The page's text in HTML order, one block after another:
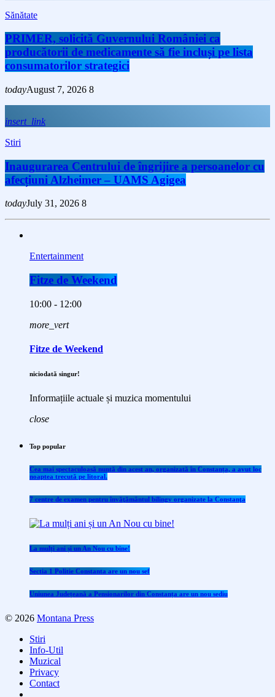
Sănătate
PRIMER, solicită Guvernului României ca
producătorii de medicamente să fie incluși pe lista
consumatorilor strategici
todayAugust 7, 2026 8
insert_link
Stiri
Inaugurarea Centrului de îngrijire a persoanelor cu
afecțiuni Alzheimer – UAMS Agigea
todayJuly 31, 2026 8
Entertainment
Fitze de Weekend
10:00 - 12:00
more_vert
Fitze de Weekend
niciodată singur!
Informațiile actuale și muzica momentului
close
Top popular
Cea mai spectaculoasă nuntă din acest an, organizată în Constanța, a avut loc
noaptea trecută pe litoral.
7 centre de examen pentru învăţământul bilingv organizate la Constanţa
La mulți ani și un An Nou cu bine!
Sectia 1 Politie Constanta are un nou sef
Uniunea Județeană a Pensionarilor din Constanța are un nou sediu
© 2026 Montana Press
Stiri
Info-Util
Muzical
Privacy
Contact